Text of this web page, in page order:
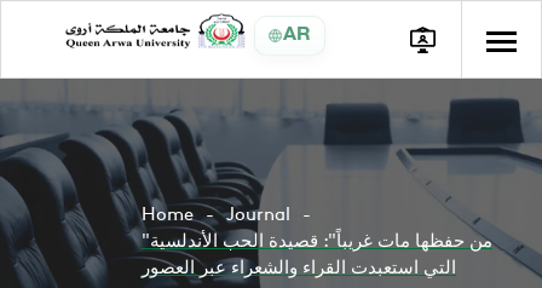
AR
Home
Journal
"من حفظها مات غريباً": قصيدة الحب الأندلسية
التي استعبدت القراء والشعراء عبر العصور